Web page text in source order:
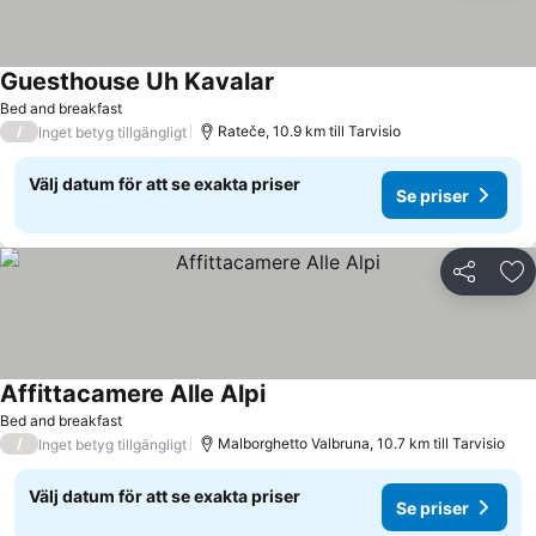
Bed and breakfast
Guesthouse Uh Kavalar
/ Inget betyg tillgängligt Rateče, 10.9 km till Tarvisio
Välj datum för att se exakta priser
Se priser
Dela
Bed and breakfast
Affittacamere Alle AlpiSe priser
/ Inget betyg tillgängligt Malborghetto Valbruna, 10.7 km till Tarvisio
Välj datum för att se exakta priser
Se priser